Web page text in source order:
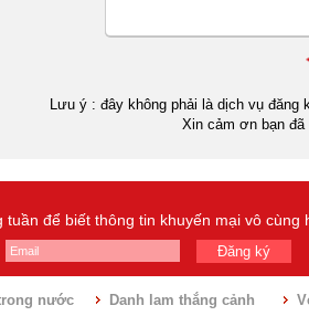
Lưu ý : đây không phải là dịch vụ
Xin cảm ơn bạn đã
để biết thông tin khuyến mại vô cùng
Đăng ký
nước
Danh lam thắng cảnh